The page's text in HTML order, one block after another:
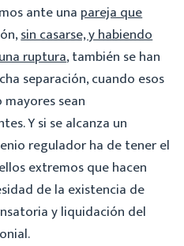
ante una pareja que
sin casarse, y habiendo
ruptura, también se han
separación, cuando esos
sean
Y si se alcanza un
regulador ha de tener el
extremos que hacen
de la existencia de
y liquidación del